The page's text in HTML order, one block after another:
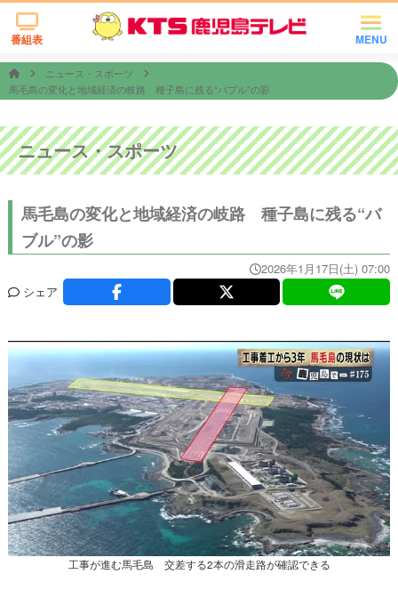
MENU
番組表
ニュース・スポーツ
馬毛島の変化と地域経済の岐路 種子島に残る“バブル”の影
ニュース・スポーツ
馬毛島の変化と地域経済の岐路 種子島に残る“バ
ブル”の影
2026年1月17日(土) 07:00
シェア
工事が進む馬毛島 交差する2本の滑走路が確認できる